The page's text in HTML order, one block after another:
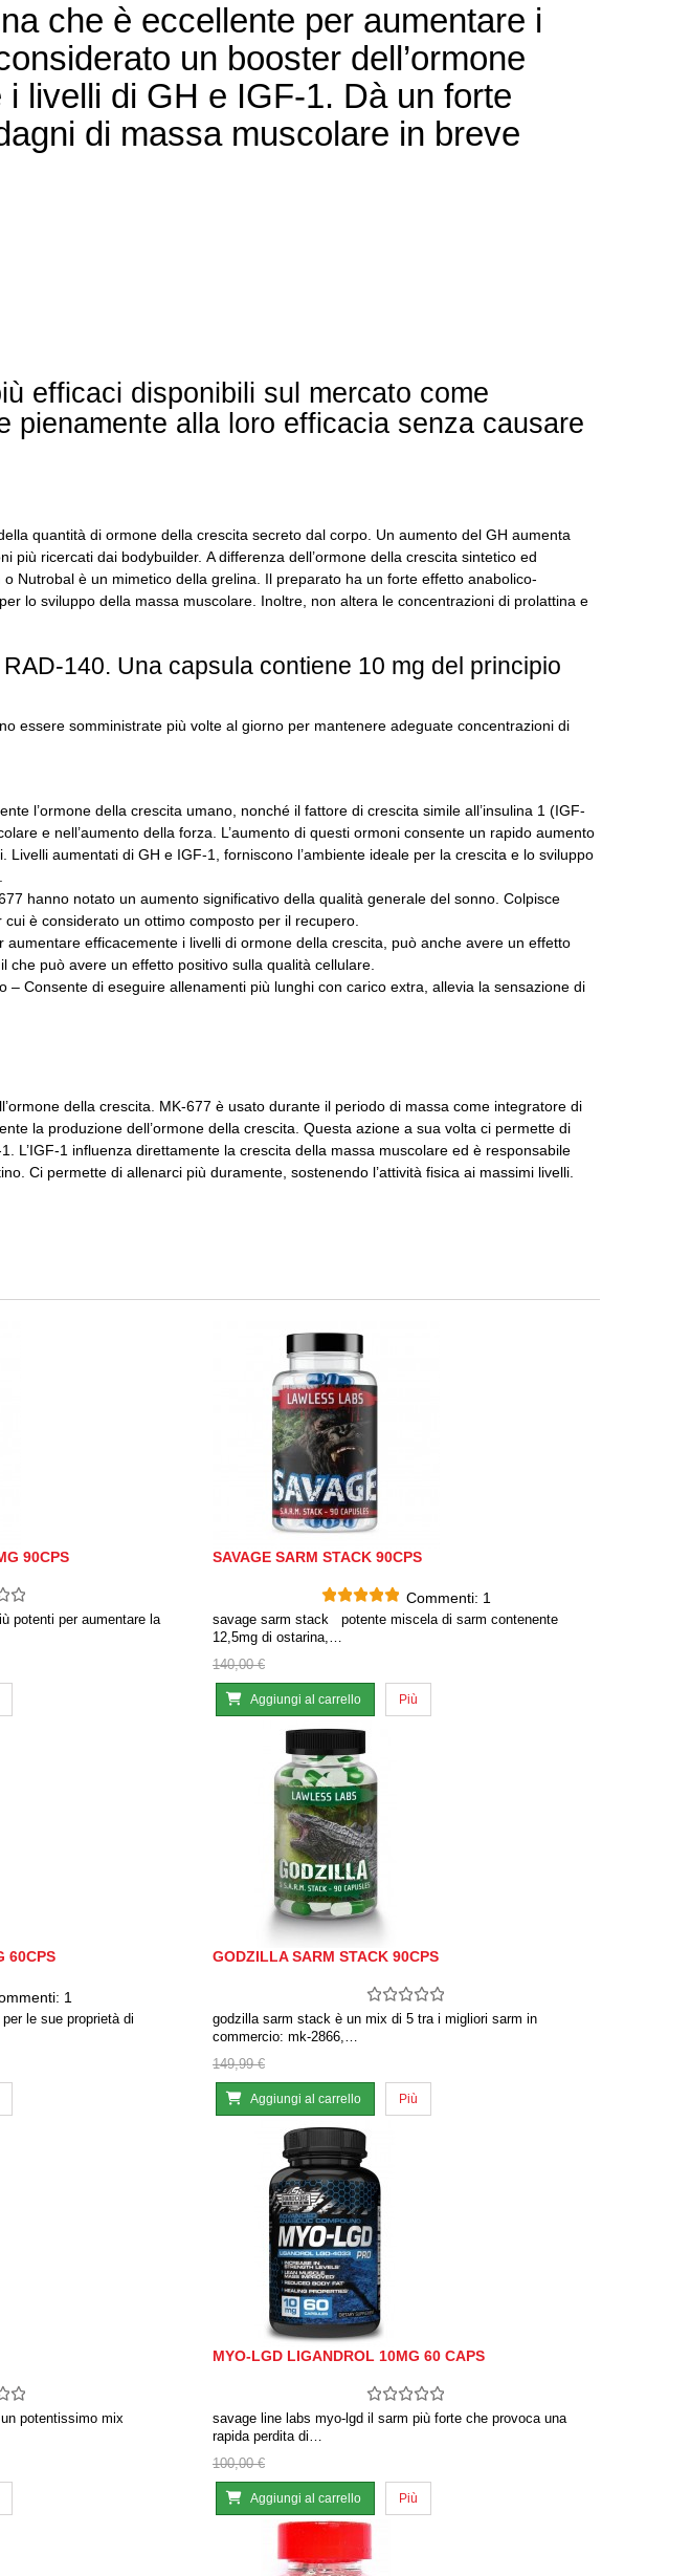
che è eccellente per aumentare i
un booster dell’ormone
livelli di GH e IGF-1. Dà un forte
di massa muscolare in breve
efficaci disponibili sul mercato come
pienamente alla loro efficacia senza causare
quantità di ormone della crescita secreto dal corpo. Un aumento del GH aumenta
più ricercati dai bodybuilder. A differenza dell’ormone della crescita sintetico ed
Nutrobal è un mimetico della grelina. Il preparato ha un forte effetto anabolico-
lo sviluppo della massa muscolare. Inoltre, non altera le concentrazioni di prolattina e
140. Una capsula contiene 10 mg del principio
essere somministrate più volte al giorno per mantenere adeguate concentrazioni di
l’ormone della crescita umano, nonché il fattore di crescita simile all’insulina 1 (IGF-
e nell’aumento della forza. L’aumento di questi ormoni consente un rapido aumento
Livelli aumentati di GH e IGF-1, forniscono l’ambiente ideale per la crescita e lo sviluppo
hanno notato un aumento significativo della qualità generale del sonno. Colpisce
è considerato un ottimo composto per il recupero.
efficacemente i livelli di ormone della crescita, può anche avere un effetto
che può avere un effetto positivo sulla qualità cellulare.
Consente di eseguire allenamenti più lunghi con carico extra, allevia la sensazione di
della crescita. MK-677 è usato durante il periodo di massa come integratore di
la produzione dell’ormone della crescita. Questa azione a sua volta ci permette di
L’IGF-1 influenza direttamente la crescita della massa muscolare ed è responsabile
Ci permette di allenarci più duramente, sostenendo l’attività fisica ai massimi livelli.
90CPS
potenti per aumentare la
SAVAGE SARM STACK 90CPS
Commenti: 1
savage sarm stack potente miscela di sarm contenente
12,5mg di ostarina,…
140,00 €
Aggiungi al carrello Più
60CPS
1
le sue proprietà di
GODZILLA SARM STACK 90CPS
godzilla sarm stack è un mix di 5 tra i migliori sarm in
commercio: mk-2866,…
149,99 €
Aggiungi al carrello Più
potentissimo mix
MYO-LGD LIGANDROL 10MG 60 CAPS
savage line labs myo-lgd il sarm più forte che provoca una
rapida perdita di…
100,00 €
Aggiungi al carrello Più